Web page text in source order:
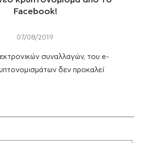
Facebook!
07/08/2019
συναλλαγών, του e-
δεν προκαλεί